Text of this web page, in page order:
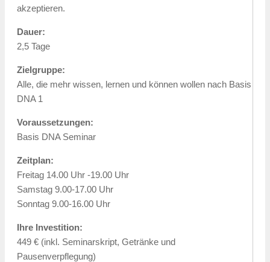
akzeptieren.
Dauer:
2,5 Tage
Zielgruppe:
Alle, die mehr wissen, lernen und können wollen nach Basis
DNA 1
Voraussetzungen:
Basis DNA Seminar
Zeitplan:
Freitag 14.00 Uhr -19.00 Uhr
Samstag 9.00-17.00 Uhr
Sonntag 9.00-16.00 Uhr
Ihre Investition:
449 € (inkl. Seminarskript, Getränke und
Pausenverpflegung)